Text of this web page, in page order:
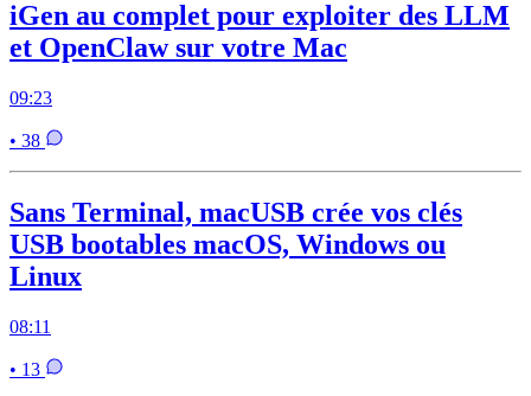
iGen au complet pour exploiter des LLM
et OpenClaw sur votre Mac
09:23
• 38
Sans Terminal, macUSB crée vos clés
USB bootables macOS, Windows ou
Linux
08:11
• 13